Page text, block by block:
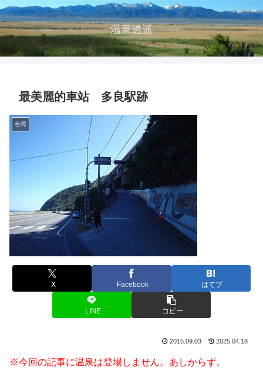
温泉逍遥
最美麗的車站 多良駅跡
台湾
X Facebook はてブ
LINE コピー
2015.09.03 2025.04.18
※今回の記事に温泉は登場しません。あしからず。